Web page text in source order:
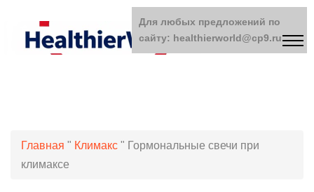
Главная " Климакс " Гормональные свечи при
климаксе
Для любых предложений по
сайту: healthierworld@cp9.ru